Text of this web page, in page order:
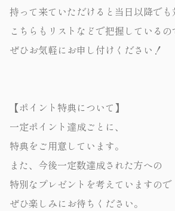
持って来ていただけると当日以降でも
こちらもリストなどで把握しているの
ぜひお気軽にお申し付けください！
【ポイント特典について】
一定ポイント達成ごとに、
特典をご用意しています。
また、今後一定数達成された方への
特別なプレゼントを考えていますので
ぜひ楽しみにお待ちください。